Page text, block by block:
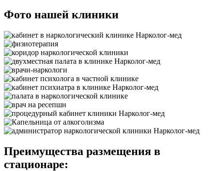
Фото нашей клиники
Преимущества размещения в
стационаре: